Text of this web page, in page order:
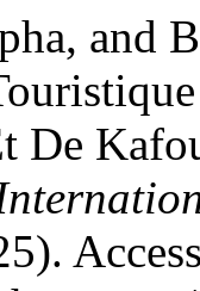
and
De